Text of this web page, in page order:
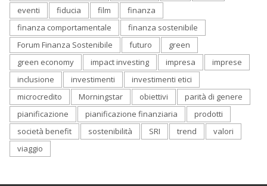
eventi
fiducia film
finanza
finanza comportamentale
finanza sostenibile
Forum Finanza Sostenibile
futuro
green
green economy
impact investing impresa
imprese
inclusione
investimenti
investimenti etici
microcredito
Morningstar obiettivi
parità di genere
pianificazione
pianificazione finanziaria
prodotti
società benefit
sostenibilità SRI trend
valori
viaggio